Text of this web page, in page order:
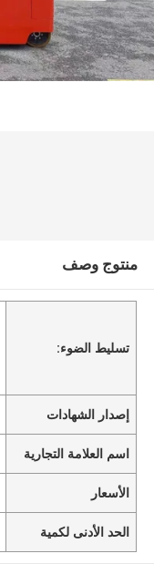
منتوج وصف
تسليط الضوء:
إصدار الشهادات
اسم العلامة التجارية
الأسعار
الحد الأدنى لكمية